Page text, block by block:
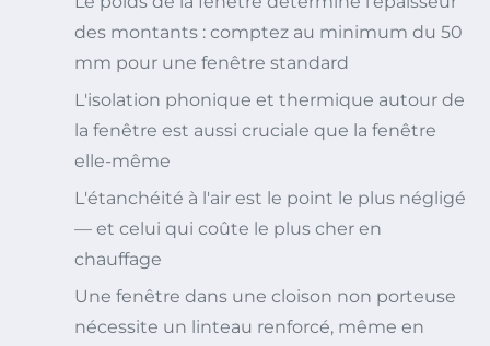
des montants : comptez au minimum du 50
mm pour une fenêtre standard
L'isolation phonique et thermique autour de
la fenêtre est aussi cruciale que la fenêtre
elle-même
L'étanchéité à l'air est le point le plus négligé
— et celui qui coûte le plus cher en
chauffage
Une fenêtre dans une cloison non porteuse
nécessite un linteau renforcé, même en